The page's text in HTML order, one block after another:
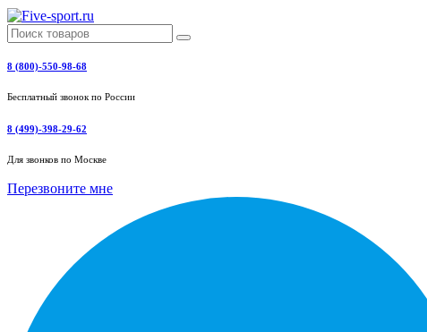
8 (800)-550-98-68
Бесплатный звонок по России
8 (499)-398-29-62
Для звонков по Москве
Перезвоните мне